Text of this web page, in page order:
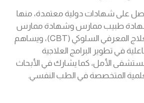
على شهادات دولية معتمدة، منها
طبيب ممارس وشهادة ممارس
العلاج المعرفي السلوكي (CBT)، ويساهم
في تطوير البرامج العلاجية
الأمل، كما يشارك في الأبحاث
المتخصصة في الطب النفسي.